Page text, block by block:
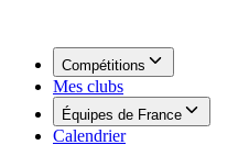
Compétitions
Mes clubs
Équipes de France
Calendrier